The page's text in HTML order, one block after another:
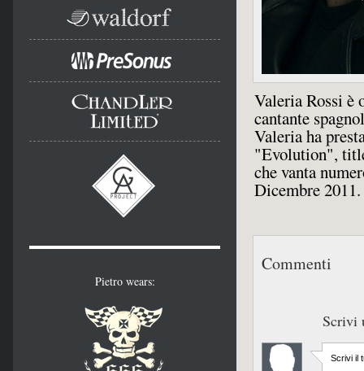
Valeria Rossi è
cantante
Valeria ha
"Evolution",
che vanta
Dicembre 2011.
Commenti
Scrivi
Pietro wears: